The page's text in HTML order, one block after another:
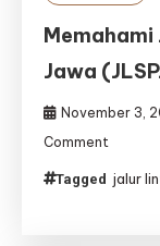
Memahami
Jawa
November 3,
Comment
Jalur
Tagged jalur